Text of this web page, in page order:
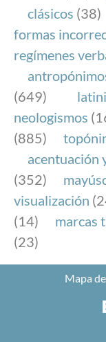
clásicos (38)
formas
regímenes
(649)
neologismos
(885)
acentuación
(352)
visualización
(14)
marcas
(23)
Mapa